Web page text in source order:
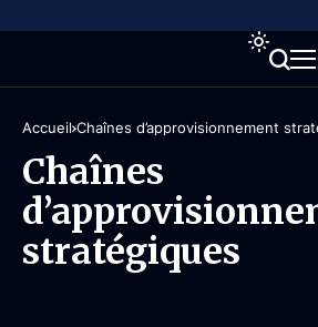
Accueil Chaînes d’approvisionnement
Chaînes
stratégiques